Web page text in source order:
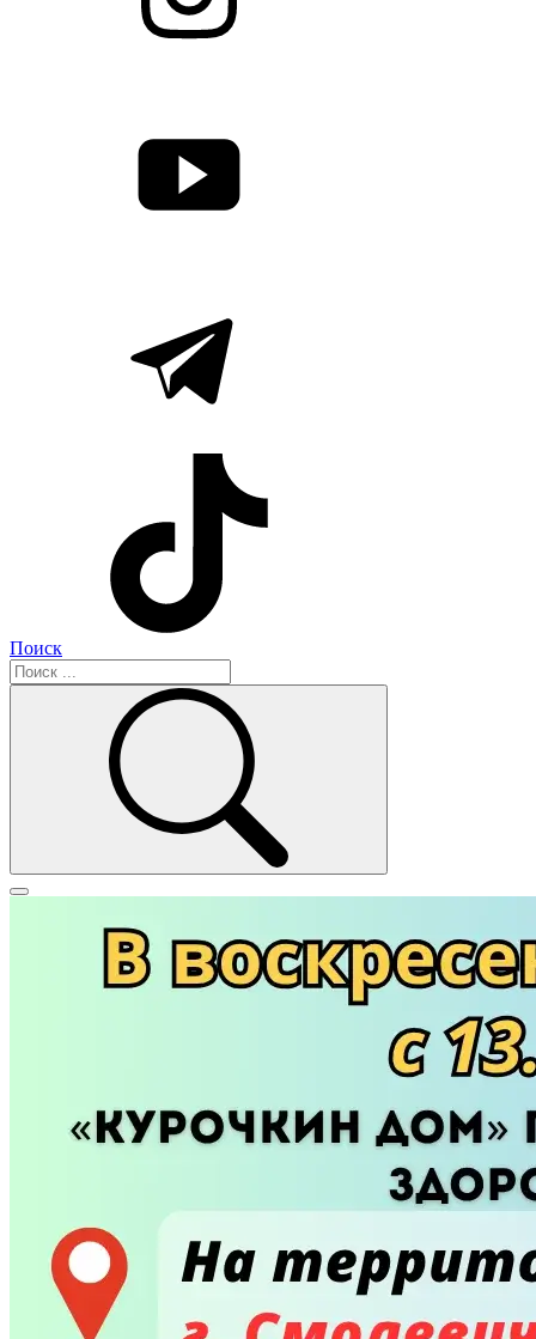
Поиск